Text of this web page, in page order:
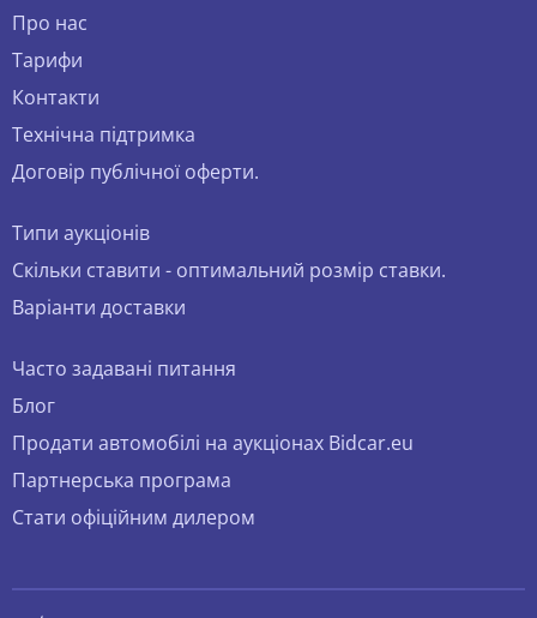
Про нас
Тарифи
Контакти
Технічна підтримка
Договір публічної оферти.
Типи аукціонів
Скільки ставити - оптимальний розмір ставки.
Варіанти доставки
Часто задавані питання
Блог
Продати автомобілі на аукціонах Bidcar.eu
Партнерська програма
Стати офіційним дилером